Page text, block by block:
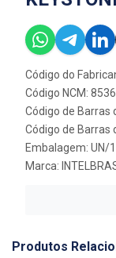
Código do
Código NCM:
Código de Barras
Código de Barras
Embalagem: UN/1
Marca:
Produtos